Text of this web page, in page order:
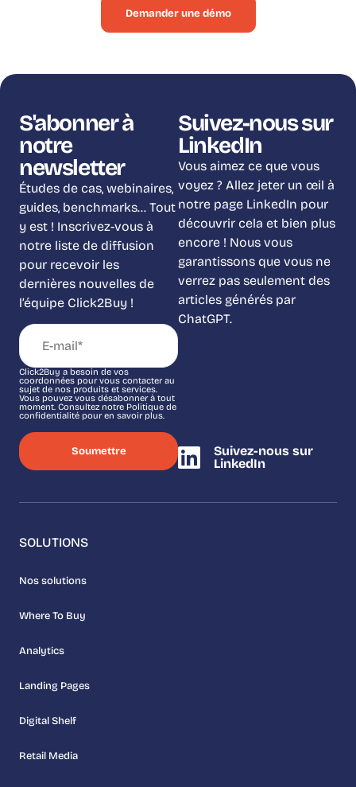
Demander une démo
S'abonner à
notre
newsletter
Études de cas, webinaires,
guides, benchmarks… Tout
y est ! Inscrivez-vous à
notre liste de diffusion
pour recevoir les
dernières nouvelles de
l’équipe Click2Buy !
Click2Buy a besoin de vos
coordonnées pour vous contacter au
sujet de nos produits et services.
Vous pouvez vous désabonner à tout
moment. Consultez notre Politique de
confidentialité pour en savoir plus.
Suivez-nous sur
LinkedIn
Vous aimez ce que vous
voyez ? Allez jeter un œil à
notre page LinkedIn pour
découvrir cela et bien plus
encore ! Nous vous
garantissons que vous ne
verrez pas seulement des
articles générés par
ChatGPT.
Suivez-nous sur
LinkedIn
SOLUTIONS
Nos solutions
Where To Buy
Analytics
Landing Pages
Digital Shelf
Retail Media